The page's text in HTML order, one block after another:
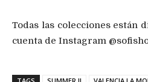
Todas las colecciones están
cuenta de Instagram